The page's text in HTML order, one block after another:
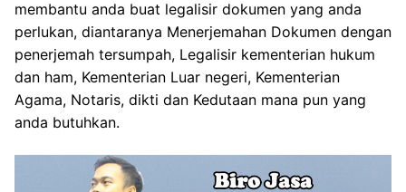
membantu anda buat legalisir dokumen yang anda
perlukan, diantaranya Menerjemahan Dokumen dengan
penerjemah tersumpah, Legalisir kementerian hukum
dan ham, Kementerian Luar negeri, Kementerian
Agama, Notaris, dikti dan Kedutaan mana pun yang
anda butuhkan.